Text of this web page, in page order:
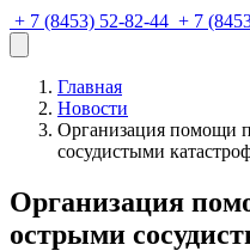
+ 7 (8453) 52-82-44 + 7
Главная
Новости
Организация помощи
сосудистыми
Организация
острыми